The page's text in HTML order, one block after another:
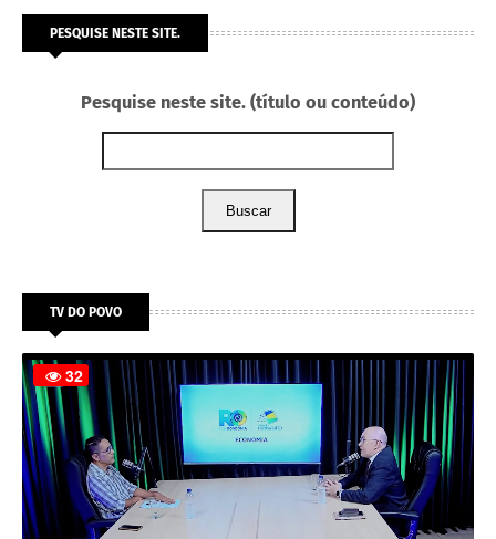
PESQUISE NESTE SITE.
Pesquise neste site. (título ou conteúdo)
Buscar
TV DO POVO